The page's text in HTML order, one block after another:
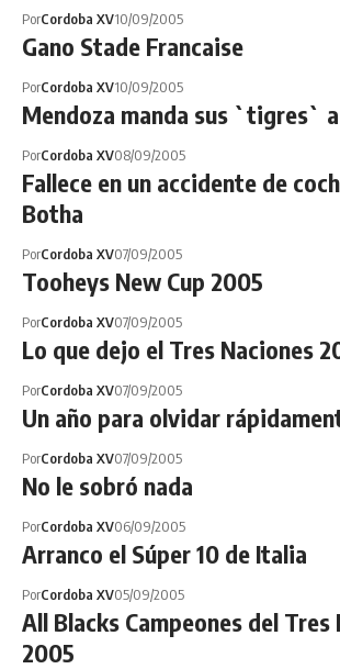
PorCordoba XV10/09/2005
Gano Stade Francaise
PorCordoba XV10/09/2005
Mendoza manda sus `tigres`
PorCordoba XV08/09/2005
Fallece en un accidente de
Botha
PorCordoba XV07/09/2005
Tooheys New Cup 2005
PorCordoba XV07/09/2005
Lo que dejo el Tres Naciones
PorCordoba XV07/09/2005
Un año para olvidar
PorCordoba XV07/09/2005
No le sobró nada
PorCordoba XV06/09/2005
Arranco el Súper 10 de Italia
PorCordoba XV05/09/2005
All Blacks Campeones del Tres
2005